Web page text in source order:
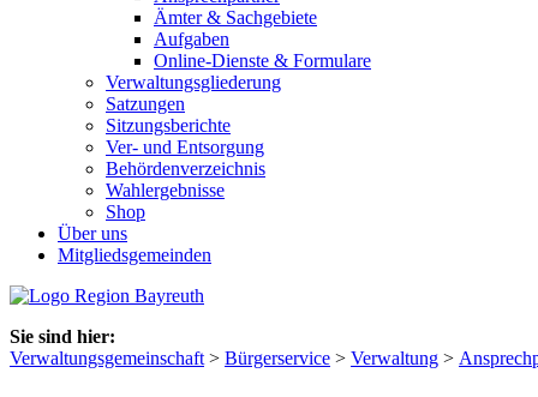
Ämter & Sachgebiete
Aufgaben
Online-Dienste & Formulare
Verwaltungsgliederung
Satzungen
Sitzungsberichte
Ver- und Entsorgung
Behördenverzeichnis
Wahlergebnisse
Shop
Über uns
Mitgliedsgemeinden
Sie sind hier:
Verwaltungsgemeinschaft > Bürgerservice > Verwaltung >